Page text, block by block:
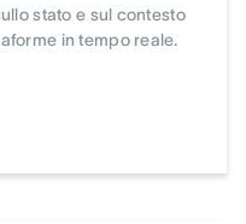
stato e sul contesto
in tempo reale.